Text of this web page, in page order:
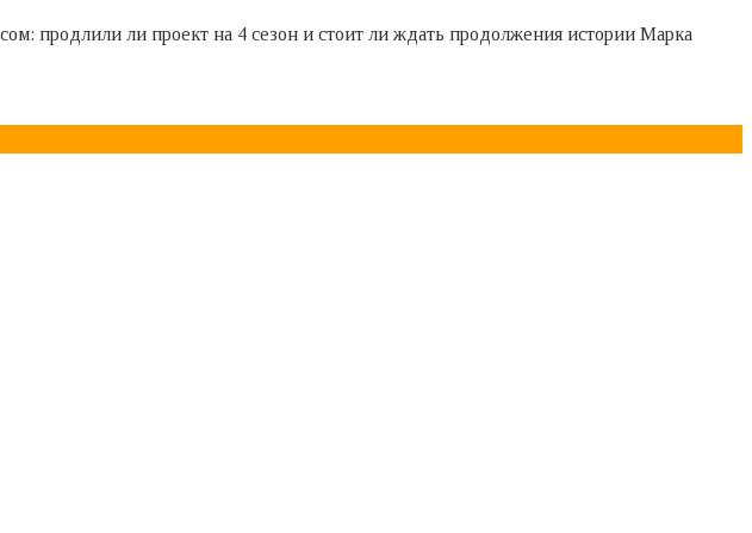
продлили ли проект на 4 сезон и стоит ли ждать продолжения истории Марка